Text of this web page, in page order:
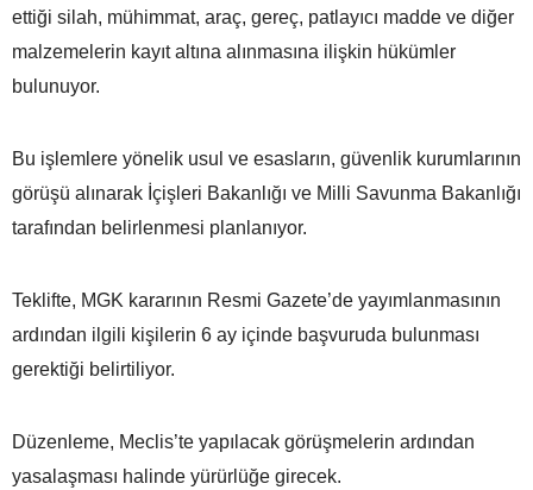
ettiği silah, mühimmat, araç, gereç, patlayıcı madde ve diğer
malzemelerin kayıt altına alınmasına ilişkin hükümler
bulunuyor.
Bu işlemlere yönelik usul ve esasların, güvenlik kurumlarının
görüşü alınarak İçişleri Bakanlığı ve Milli Savunma Bakanlığı
tarafından belirlenmesi planlanıyor.
Teklifte, MGK kararının Resmi Gazete’de yayımlanmasının
ardından ilgili kişilerin 6 ay içinde başvuruda bulunması
gerektiği belirtiliyor.
Düzenleme, Meclis’te yapılacak görüşmelerin ardından
yasalaşması halinde yürürlüğe girecek.